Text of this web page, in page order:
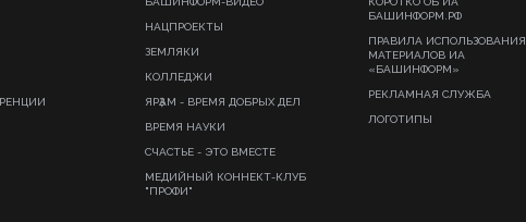
НАЦПРОЕКТЫ
ЗЕМЛЯКИ
КОЛЛЕДЖИ
ЯРҘАМ - ВРЕМЯ ДОБРЫХ ДЕЛ
ВРЕМЯ НАУКИ
СЧАСТЬЕ - ЭТО ВМЕСТЕ
МЕДИЙНЫЙ КОННЕКТ-КЛУБ
"ПРОФИ"
БАШИНФОРМ.РФ
ПРАВИЛА ИСПОЛЬЗОВАНИЯ
МАТЕРИАЛОВ ИА
«БАШИНФОРМ»
РЕКЛАМНАЯ СЛУЖБА
ЛОГОТИПЫ